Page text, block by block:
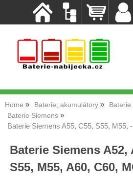
Home Baterie, akumulátory
Baterie Siemens
Baterie Siemens A55, C55, S55, M55,
Baterie Siemens A52,
S55, M55, A60, C60,